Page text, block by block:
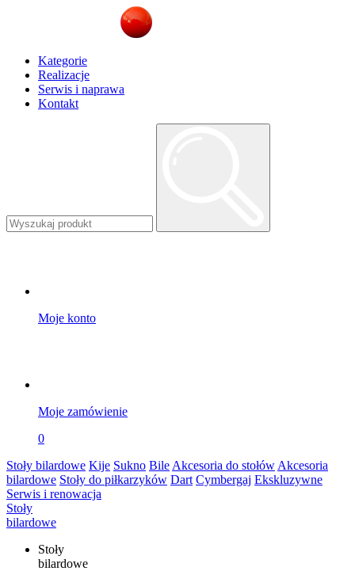
Kategorie
Realizacje
Serwis i naprawa
Kontakt
Moje konto
Moje zamówienie
0
Stoły bilardowe Kije Sukno Bile Akcesoria do stołów Akcesoria
bilardowe Stoły do piłkarzyków Dart Cymbergaj Ekskluzywne
Serwis i renowacja
Stoły
bilardowe
Stoły
bilardowe